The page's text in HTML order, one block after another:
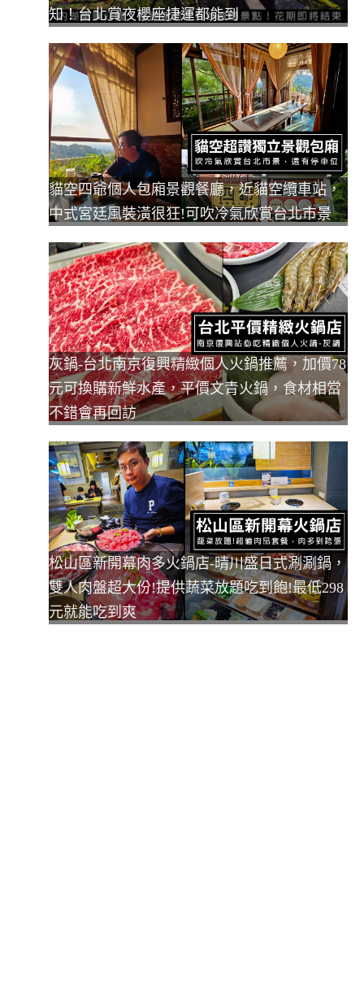
知！台北賞夜櫻座捷運都能到
貓空四爺個人包廂景觀餐廳，近貓空纜車站，
中式宮廷風裝潢很狂!可吹冷氣欣賞台北市景
灰鍋-台北南京復興精緻個人火鍋推薦，加價78
元可換購新鮮水產，平價文青火鍋，食材相當
不錯會再回訪
松山區新開幕肉多火鍋店-晴川盛日式涮涮鍋，
雙人肉盤超大份!提供蔬菜放題吃到飽!最低298
元就能吃到爽